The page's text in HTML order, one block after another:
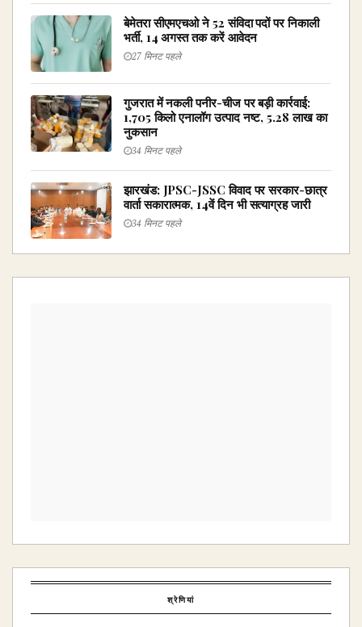
बेमेतरा सीएमएचओ ने 52 संविदा पदों पर निकाली
भर्ती, 14 अगस्त तक करें आवेदन
27 मिनट पहले
गुजरात में नकली पनीर-चीज पर बड़ी कार्रवाई:
1,705 किलो एनालॉग उत्पाद नष्ट, ₹5.28 लाख का
नुकसान
34 मिनट पहले
झारखंड: JPSC-JSSC विवाद पर सरकार-छात्र
वार्ता सकारात्मक, 14वें दिन भी सत्याग्रह जारी
34 मिनट पहले
श्रेणियां